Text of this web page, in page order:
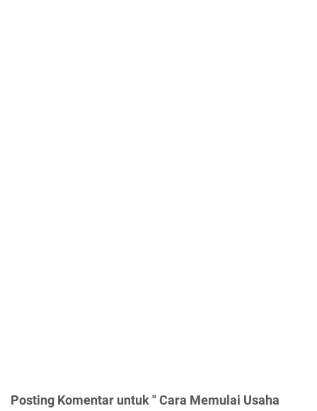
Posting Komentar untuk " Cara Memulai Usaha